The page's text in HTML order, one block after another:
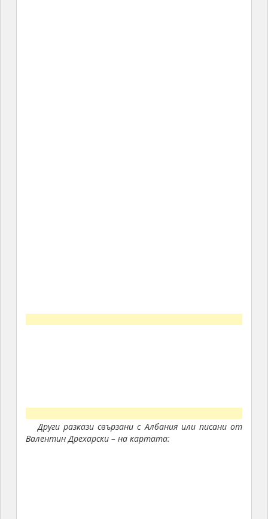
Други разкази свързани с Албания или писани от
Валентин Дрехарски – на картата: